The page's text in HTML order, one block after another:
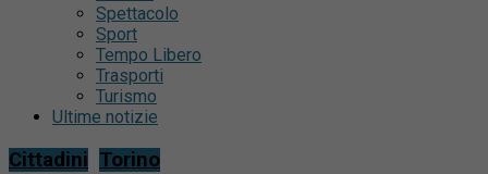
Spettacolo
Sport
Tempo Libero
Trasporti
Turismo
Ultime notizie
Cittadini Torino